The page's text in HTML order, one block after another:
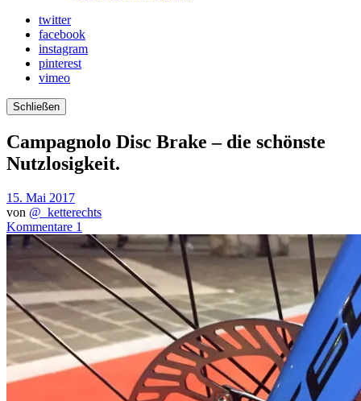
twitter
facebook
instagram
pinterest
vimeo
Schließen
Campagnolo Disc Brake – die schönste
Nutzlosigkeit.
15. Mai 2017
von @_ketterechts
Kommentare 1